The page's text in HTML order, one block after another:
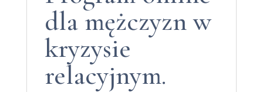
dla mężczyzn w
kryzysie
relacyjnym.